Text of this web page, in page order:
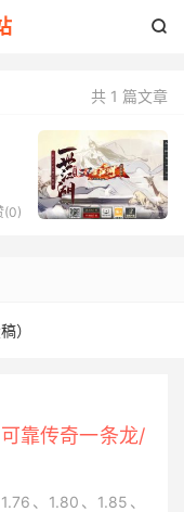

共 1 篇文章
(0)
）
靠传奇一条龙/
、1.80、1.85、